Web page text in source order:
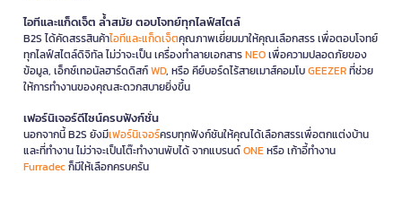
ไอทีและแก็ดเจ็ต ล้ำสมัย ตอบโจทย์ทุกไลฟ์สไตล์
B2S ได้คัดสรรสินค้าไอทีและแก็ดเจ็ตคุณภาพเยี่ยมมาให้คุณเลือกสรร เพื่อตอบโจทย์
ทุกไลฟ์สไตล์ดิจิทัล ไม่ว่าจะเป็น เครื่องทำลายเอกสารNEOเพื่อความปลอดภัยของ
ข้อมูล, เอ็กซ์เทอนัลฮาร์ดดิสก์WD, หรือ คีย์บอร์ดไร้สายเมาส์คอมโบGEEZERที่ช่วย
ให้การทำงานของคุณสะดวกสบายยิ่งขึ้น
เฟอร์นิเจอร์ดีไซน์ครบฟังก์ชั่น
นอกจากนี้ B2S ยังมีเฟอร์นิเจอร์ครบทุกฟังก์ชันให้คุณได้เลือกสรรเพื่อตกแต่งบ้าน
และที่ทำงาน ไม่ว่าจะเป็นโต๊ะทำงานพับได้ จากแบรนด์ONEหรือ เก้าอี้ทำงาน
Furradecก็มีให้เลือกครบครัน